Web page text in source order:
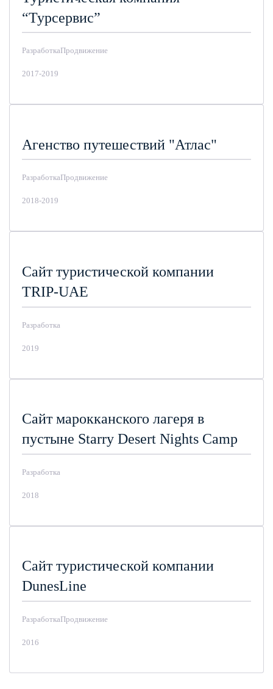
“Турсервис”
РазработкаПродвижение
2017-2019
Агенство путешествий "Атлас"
РазработкаПродвижение
2018-2019
Сайт туристической компании
TRIP-UAE
Разработка
2019
Сайт марокканского лагеря в
пустыне Starry Desert Nights Camp
Разработка
2018
Сайт туристической компании
DunesLine
РазработкаПродвижение
2016